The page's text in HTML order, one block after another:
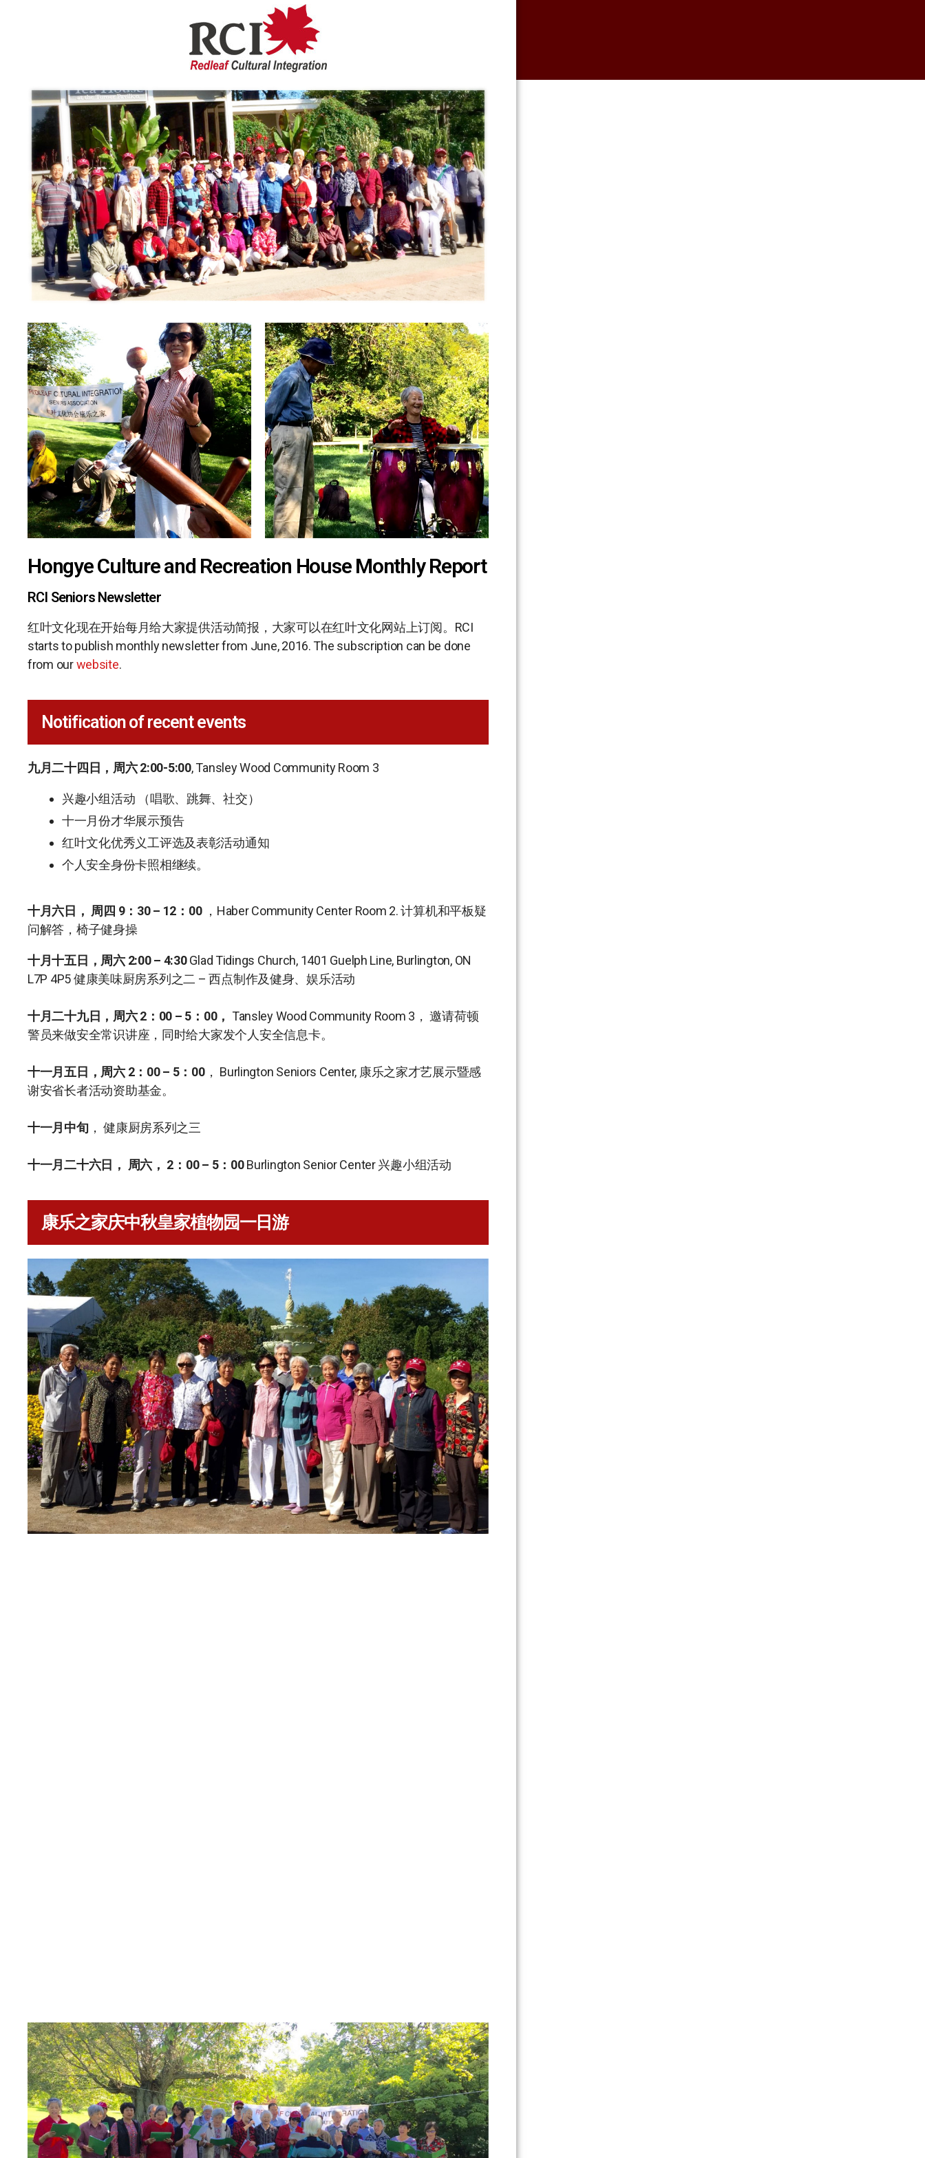
Hongye Culture and Recreation House Monthly Report
RCI Seniors Newsletter
红叶文化现在开始每月给大家提供活动简报，大家可以在红叶文化网站上订阅。RCI
starts to publish monthly newsletter from June, 2016. The subscription can be done
from ourwebsite.
Notification of recent events
九月二十四日，周六 2:00-5:00, Tansley Wood Community Room 3
兴趣小组活动 （唱歌、跳舞、社交）
十一月份才华展示预告
红叶文化优秀义工评选及表彰活动通知
个人安全身份卡照相继续。
十月六日， 周四 9：30 – 12：00 ，Haber Community Center Room 2. 计算机和平板疑
问解答，椅子健身操
十月十五日，周六 2:00 – 4:30Glad Tidings Church, 1401 Guelph Line, Burlington, ON
L7P 4P5 健康美味厨房系列之二 – 西点制作及健身、娱乐活动
十月二十九日，周六 2：00 – 5：00， Tansley Wood Community Room 3， 邀请荷顿
警员来做安全常识讲座，同时给大家发个人安全信息卡。
十一月五日，周六 2：00 – 5：00， Burlington Seniors Center, 康乐之家才艺展示暨感
谢安省长者活动资助基金。
十一月中旬 ， 健康厨房系列之三
十一月二十六日， 周六， 2：00 – 5：00Burlington Senior Center 兴趣小组活动
康乐之家庆中秋皇家植物园一日游